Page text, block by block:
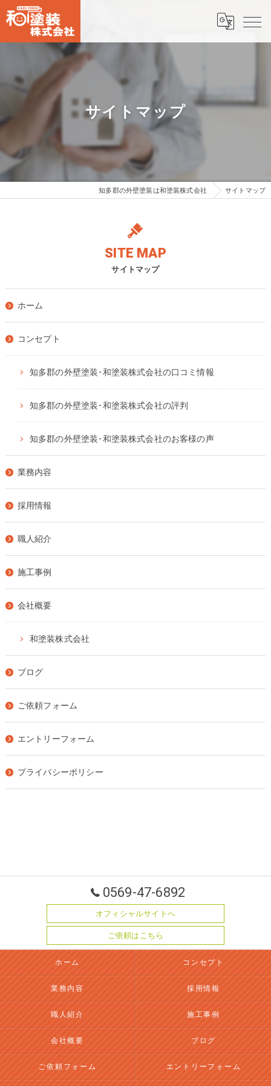
サイトマップ
知多郡の外壁塗装は和塗装株式会社 サイトマップ
サイトマップ
SITE MAP
ホーム
コンセプト
知多郡の外壁塗装･和塗装株式会社の口コミ情報
知多郡の外壁塗装･和塗装株式会社の評判
知多郡の外壁塗装･和塗装株式会社のお客様の声
業務内容
採用情報
職人紹介
施工事例
会社概要
和塗装株式会社
ブログ
ご依頼フォーム
エントリーフォーム
プライバシーポリシー
0569-47-6892
オフィシャルサイトへ
ご依頼はこちら
ホーム コンセプト
業務内容 採用情報
職人紹介 施工事例
会社概要 ブログ
ご依頼フォーム エントリーフォーム